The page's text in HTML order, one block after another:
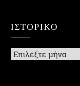
ΙΣΤΟΡΙΚΌ
Ιστορικό